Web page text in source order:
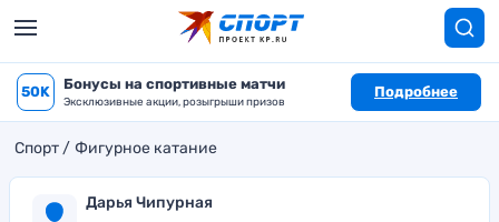
50K Бонусы на спортивные матчи
Эксклюзивные акции, розыгрыши призов
Подробнее
Спорт Фигурное катание
Дарья Чипурная